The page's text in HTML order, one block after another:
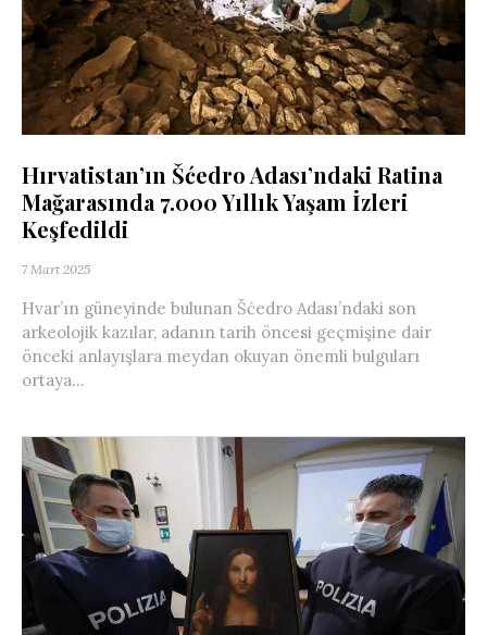
Hırvatistan’ın Šćedro Adası’ndaki Ratina
Mağarasında 7.000 Yıllık Yaşam İzleri
Keşfedildi
7 Mart 2025
Hvar’ın güneyinde bulunan Šćedro Adası’ndaki son
arkeolojik kazılar, adanın tarih öncesi geçmişine dair
önceki anlayışlara meydan okuyan önemli bulguları
ortaya...